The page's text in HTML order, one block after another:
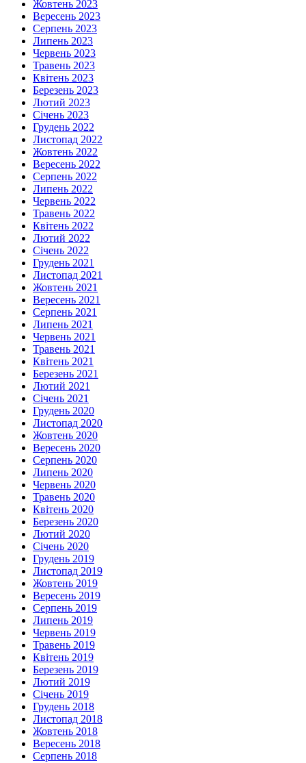
Жовтень 2023
Вересень 2023
Серпень 2023
Липень 2023
Червень 2023
Травень 2023
Квітень 2023
Березень 2023
Лютий 2023
Січень 2023
Грудень 2022
Листопад 2022
Жовтень 2022
Вересень 2022
Серпень 2022
Липень 2022
Червень 2022
Травень 2022
Квітень 2022
Лютий 2022
Січень 2022
Грудень 2021
Листопад 2021
Жовтень 2021
Вересень 2021
Серпень 2021
Липень 2021
Червень 2021
Травень 2021
Квітень 2021
Березень 2021
Лютий 2021
Січень 2021
Грудень 2020
Листопад 2020
Жовтень 2020
Вересень 2020
Серпень 2020
Липень 2020
Червень 2020
Травень 2020
Квітень 2020
Березень 2020
Лютий 2020
Січень 2020
Грудень 2019
Листопад 2019
Жовтень 2019
Вересень 2019
Серпень 2019
Липень 2019
Червень 2019
Травень 2019
Квітень 2019
Березень 2019
Лютий 2019
Січень 2019
Грудень 2018
Листопад 2018
Жовтень 2018
Вересень 2018
Серпень 2018